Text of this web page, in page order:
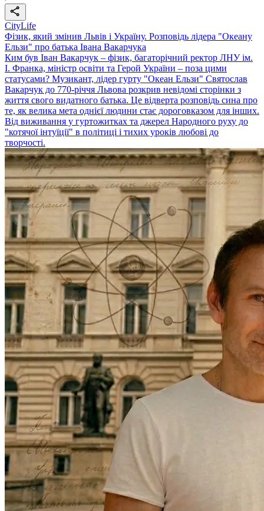
CityLife
Фізик, який змінив Львів і Україну. Розповідь лідера "Океану
Ельзи" про батька Івана Вакарчука
Ким був Іван Вакарчук – фізик, багаторічний ректор ЛНУ ім.
І. Франка, міністр освіти та Герой України – поза цими
статусами? Музикант, лідер гурту "Океан Ельзи" Святослав
Вакарчук до 770-річчя Львова розкрив невідомі сторінки з
життя свого видатного батька. Це відверта розповідь сина про
те, як велика мета однієї людини стає дороговказом для інших.
Від виживання у гуртожитках та джерел Народного руху до
"котячої інтуїції" в політиці і тихих уроків любові до
творчості.